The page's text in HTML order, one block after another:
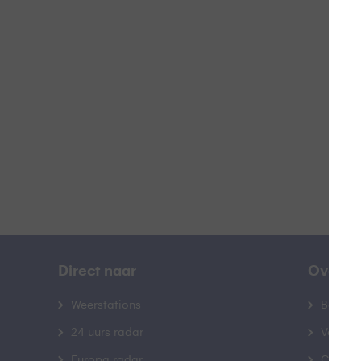
Direct naar
Weerstations
24 uurs radar
Over